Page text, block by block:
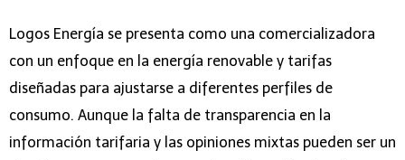
Logos Energía se presenta como una comercializadora
con un enfoque en la energía renovable y tarifas
diseñadas para ajustarse a diferentes perfiles de
consumo. Aunque la falta de transparencia en la
información tarifaria y las opiniones mixtas pueden ser un